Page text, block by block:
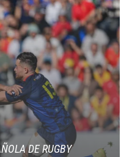
DE RUGBY